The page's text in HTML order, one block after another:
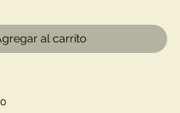
al carrito